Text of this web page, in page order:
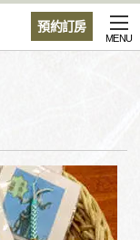
預約訂房
MENU